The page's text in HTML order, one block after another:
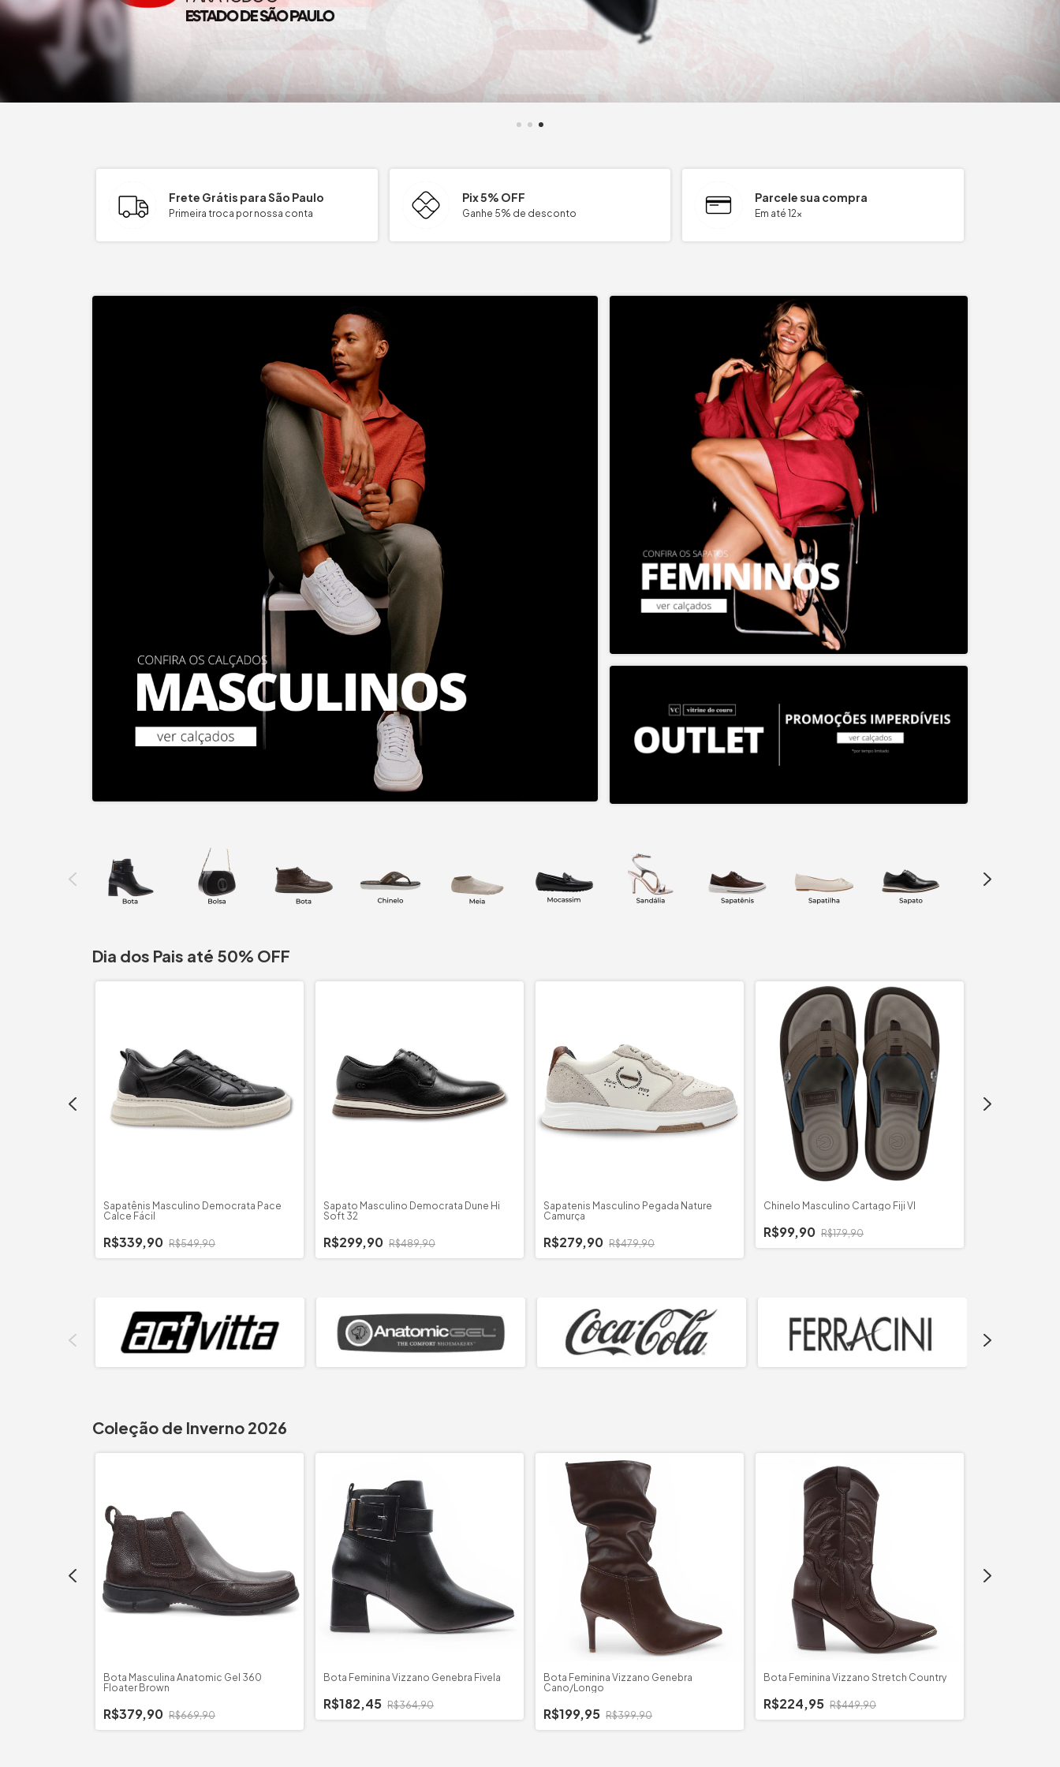
Frete Grátis para São Paulo
Primeira troca por nossa conta
Pix 5% OFF
Ganhe 5% de desconto
Parcele sua compra
Em até 12x
Dia dos Pais até 50% OFF
Sapatênis Masculino Democrata Pace
Calce Fácil
R$339,90 R$549,90
Sapato Masculino Democrata Dune Hi
Soft 32
R$299,90 R$489,90
Sapatenis Masculino Pegada Nature
Camurça
R$279,90 R$479,90
Chinelo Masculino Cartago Fiji VI
R$99,90 R$179,90
Coleção de Inverno 2026
Bota Masculina Anatomic Gel 360
Floater Brown
R$379,90 R$669,90
Bota Feminina Vizzano Genebra Fivela
R$182,45 R$364,90
Bota Feminina Vizzano Genebra
Cano/Longo
R$199,95 R$399,90
Bota Feminina Vizzano Stretch Country
R$224,95 R$449,90